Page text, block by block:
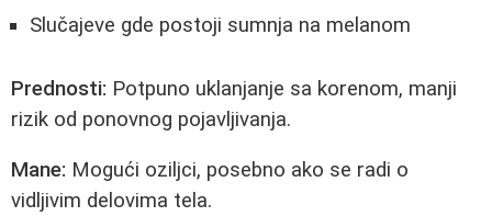
Slučajeve gde postoji sumnja na melanom
Prednosti: Potpuno uklanjanje sa korenom, manji
rizik od ponovnog pojavljivanja.
Mane: Mogući oziljci, posebno ako se radi o
vidljivim delovima tela.